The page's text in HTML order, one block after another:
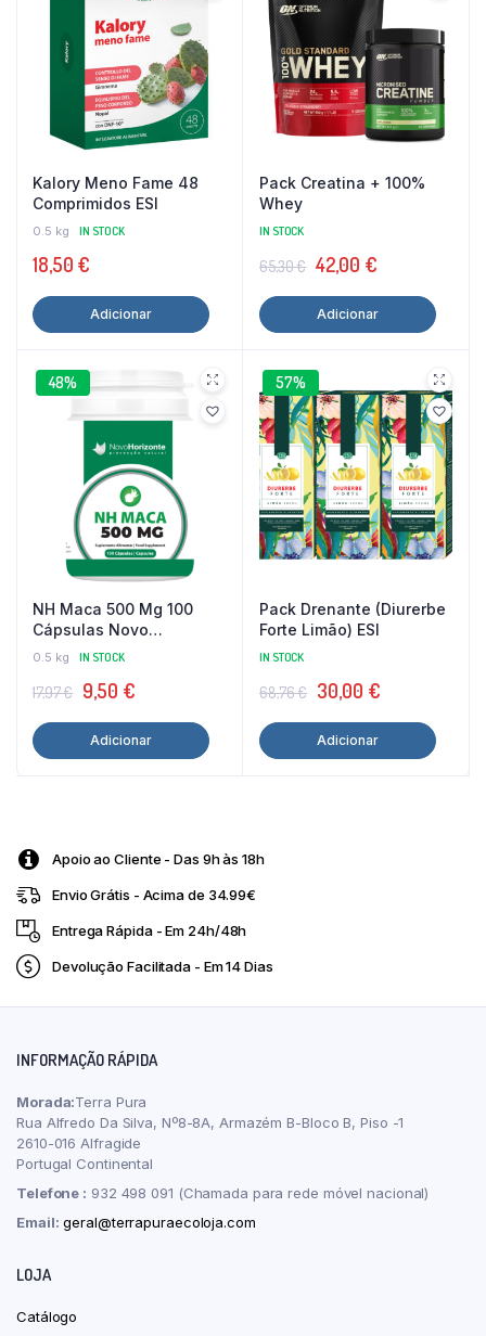
Kalory Meno Fame 48
Comprimidos ESI
0.5 kg IN STOCK
18,50 €
Adicionar
Pack Creatina + 100%
Whey
IN STOCK
65,30€ O
preço
original
65,30 €.
42,00 €O
preço
atual
42,00 €.
Adicionar
48%
NH Maca 500 Mg 100
Cápsulas Novo
Horizonte
0.5 kg IN STOCK
17,97€ O
preço
original
9,50 €O
preço
atual
Adicionar
57%
Pack Drenante (Diurerbe
Forte Limão) ESI
IN STOCK
68,76€ O
preço
original
30,00 €O
preço
Adicionar
Apoio ao Cliente - Das 9h às 18h
Envio Grátis - Acima de 34.99€
Entrega Rápida - Em 24h/48h
Devolução Facilitada - Em 14 Dias
INFORMAÇÃO RÁPIDA
Morada:Terra Pura
Rua Alfredo Da Silva, Nº8-8A, Armazém B-Bloco B, Piso -1
2610-016 Alfragide
Portugal Continental
Telefone : 932 498 091 (Chamada para rede móvel nacional)
Email: geral@terrapuraecoloja.com
LOJA
Catálogo